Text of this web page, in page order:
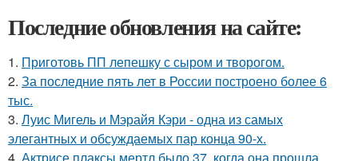
Последние обновления на сайте:
1. Приготовь ПП лепешку с сыром и творогом.
2. За последние пять лет в России построено более 6
тыс.
3. Луис Мигель и Мэрайя Кэри - одна из самых
элегантных и обсуждаемых пар конца 90-х.
4. Актрисе плаксы мертл было 37, когда она прошла